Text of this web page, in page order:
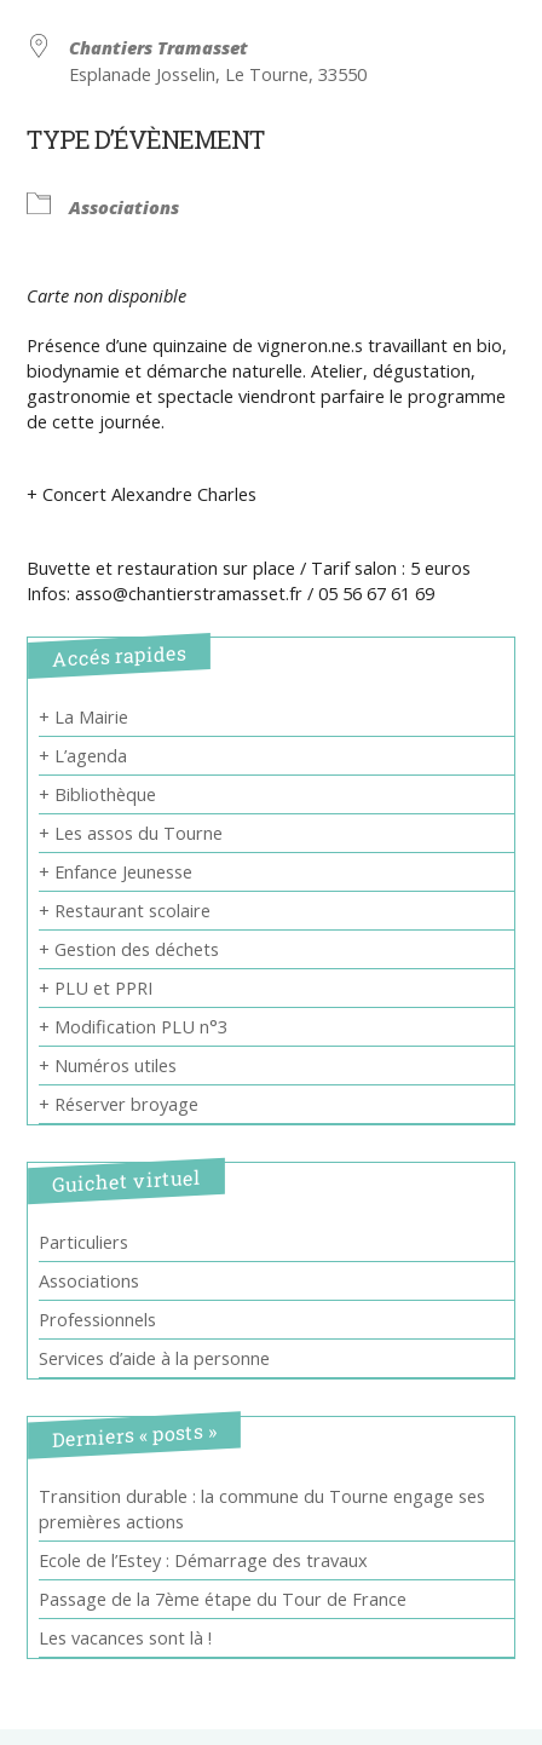
Chantiers Tramasset
Esplanade Josselin, Le Tourne, 33550
TYPE D’ÉVÈNEMENT
Associations
Carte non disponible
Présence d’une quinzaine de vigneron.ne.s travaillant en bio,
biodynamie et démarche naturelle. Atelier, dégustation,
gastronomie et spectacle viendront parfaire le programme
de cette journée.
+ Concert Alexandre Charles
Buvette et restauration sur place / Tarif salon : 5 euros
Infos: asso@chantierstramasset.fr / 05 56 67 61 69
Accés rapides
+ La Mairie
+ L’agenda
+ Bibliothèque
+ Les assos du Tourne
+ Enfance Jeunesse
+ Restaurant scolaire
+ Gestion des déchets
+ PLU et PPRI
+ Modification PLU n°3
+ Numéros utiles
+ Réserver broyage
Guichet virtuel
Particuliers
Associations
Professionnels
Services d’aide à la personne
Derniers « posts »
Transition durable : la commune du Tourne engage ses
premières actions
Ecole de l’Estey : Démarrage des travaux
Passage de la 7ème étape du Tour de France
Les vacances sont là !